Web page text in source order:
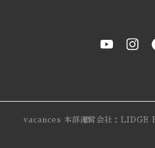
vacances 本部運営会社：LIDGE